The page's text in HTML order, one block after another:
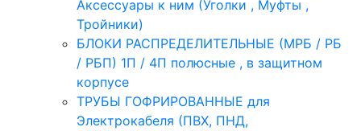
Аксессуары к ним (Уголки , Муфты ,
Тройники)
БЛОКИ РАСПРЕДЕЛИТЕЛЬНЫЕ (МРБ / РБ
/ РБП) 1П / 4П полюсные , в защитном
корпусе
ТРУБЫ ГОФРИРОВАННЫЕ для
Электрокабеля (ПВХ, ПНД,